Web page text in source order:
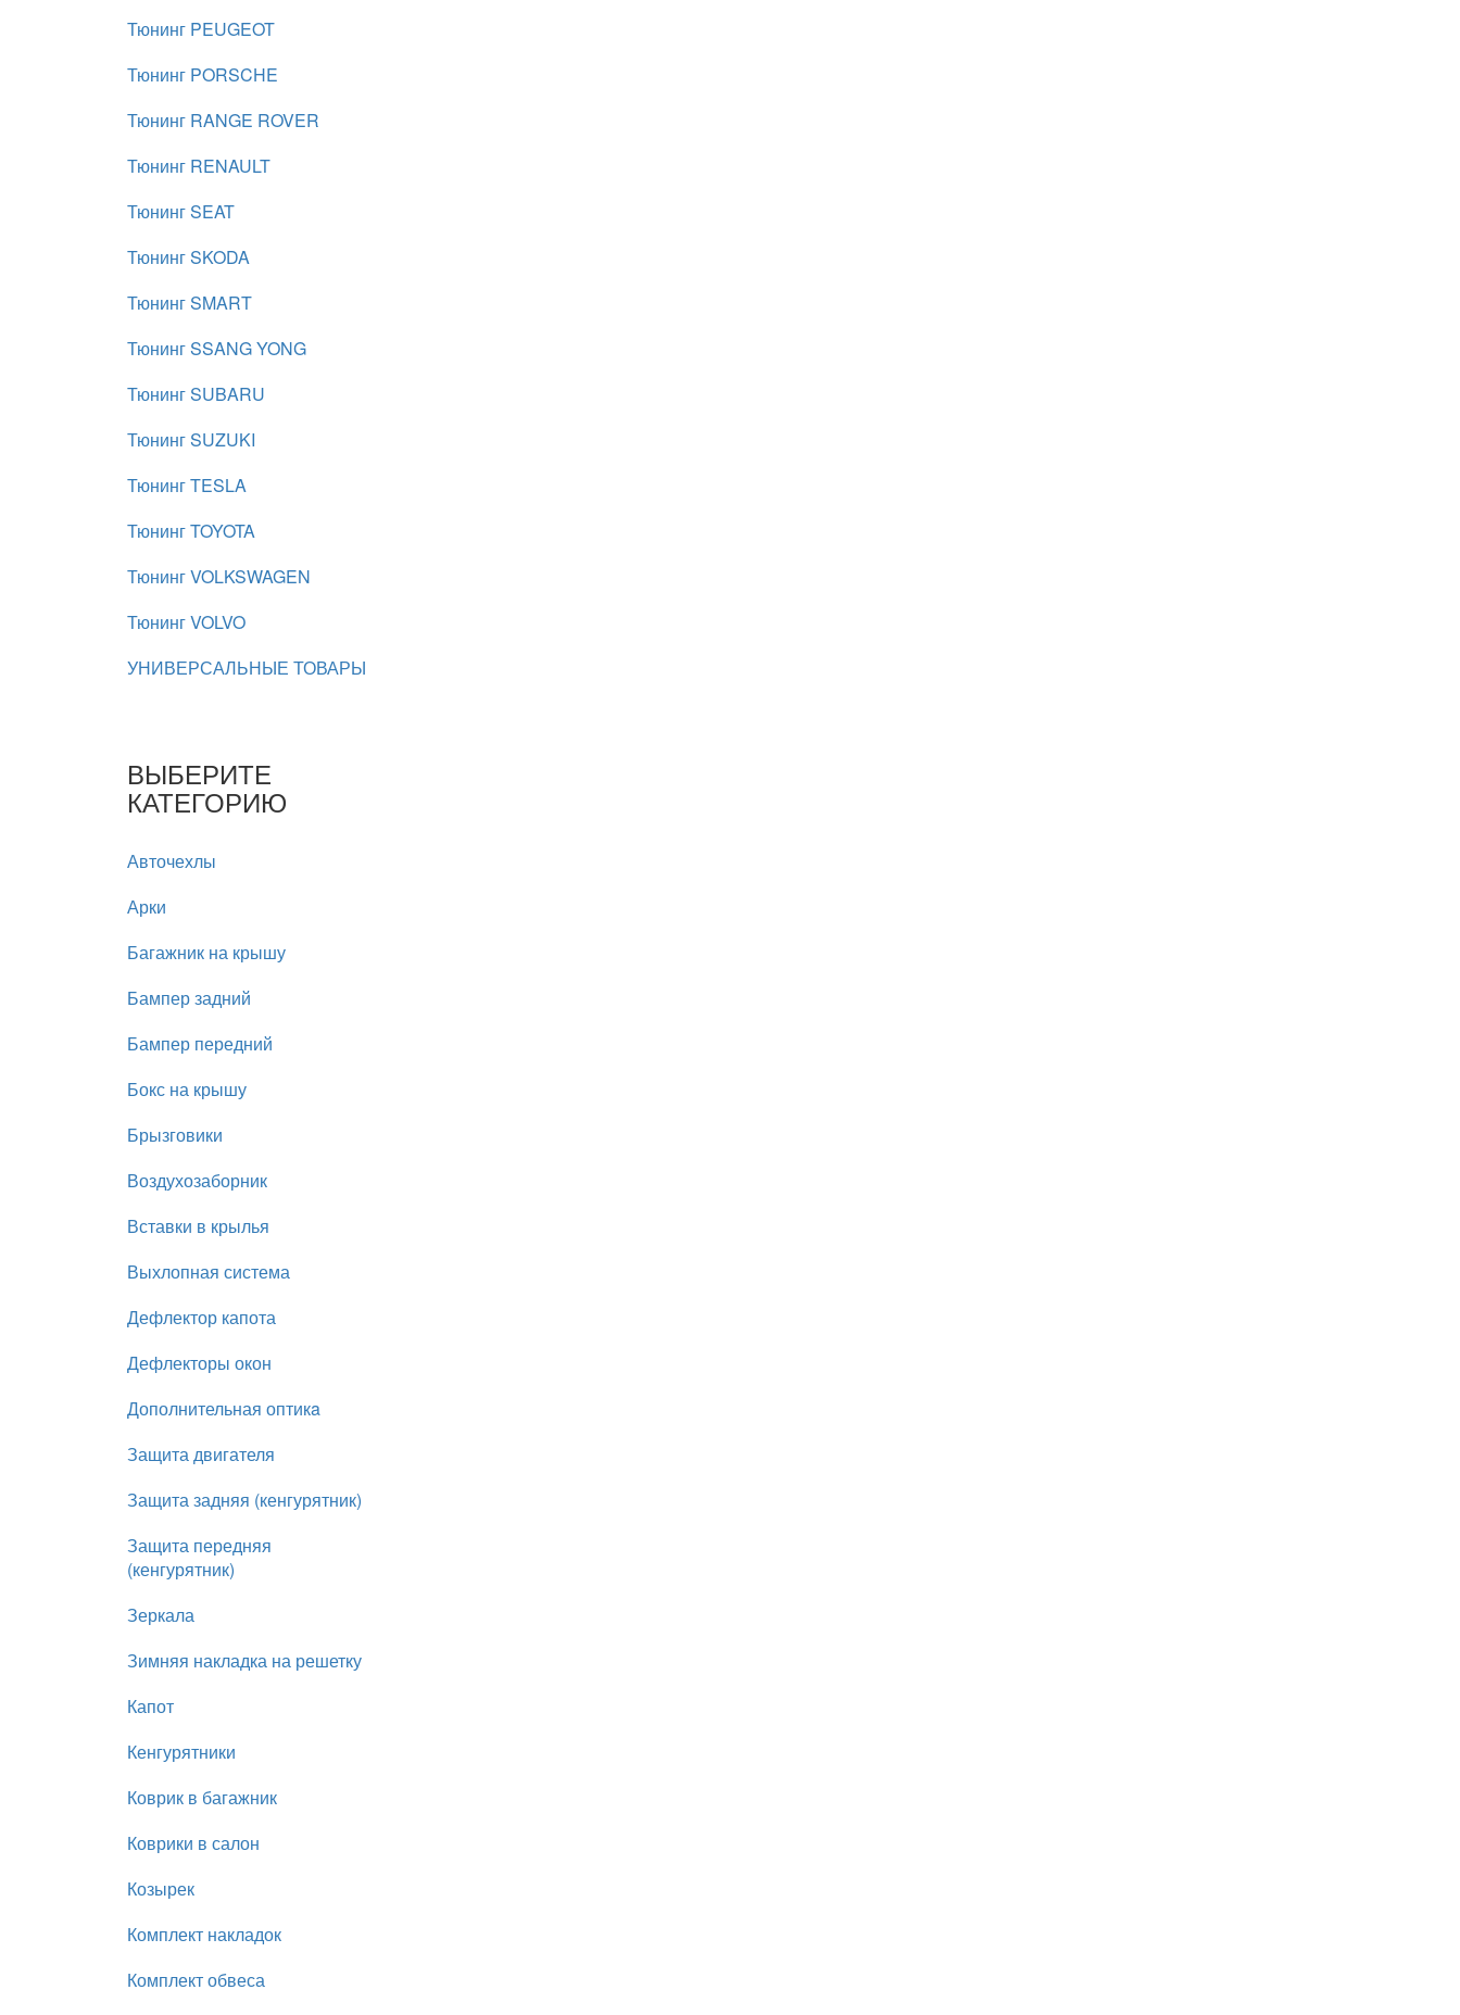
Тюнинг PEUGEOT
Тюнинг PORSCHE
Тюнинг RANGE ROVER
Тюнинг RENAULT
Тюнинг SEAT
Тюнинг SKODA
Тюнинг SMART
Тюнинг SSANG YONG
Тюнинг SUBARU
Тюнинг SUZUKI
Тюнинг TESLA
Тюнинг TOYOTA
Тюнинг VOLKSWAGEN
Тюнинг VOLVO
УНИВЕРСАЛЬНЫЕ ТОВАРЫ
ВЫБЕРИТЕ
КАТЕГОРИЮ
Авточехлы
Арки
Багажник на крышу
Бампер задний
Бампер передний
Бокс на крышу
Брызговики
Воздухозаборник
Вставки в крылья
Выхлопная система
Дефлектор капота
Дефлекторы окон
Дополнительная оптикa
Защита двигателя
Защита задняя (кенгурятник)
Защита передняя
(кенгурятник)
Зеркала
Зимняя накладка на решетку
Капот
Кенгурятники
Коврик в багажник
Коврики в салон
Козырек
Комплект накладок
Комплект обвеса